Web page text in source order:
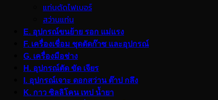
แท่นตัดไฟเบอร์
สว่านแท่น
E. อุปกรณ์ขนย้าย รอก แม่แรง
F. เครื่องเชื่อม ชุดตัดก๊าซ และอุปกรณ์
G. เครื่องมือช่าง
H. อุปกรณ์ตัด ขัด เจียร
I. อุปกรณ์เจาะ ดอกสว่าน ต๊าป กลึง
K. กาว ซิลลิโคน เทป น้ำยา